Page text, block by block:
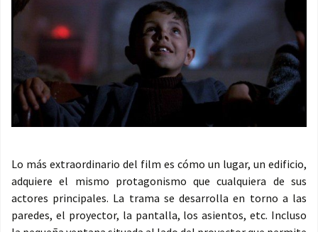
Lo más extraordinario del film es cómo un lugar, un edificio,
adquiere el mismo protagonismo que cualquiera de sus
actores principales. La trama se desarrolla en torno a las
paredes, el proyector, la pantalla, los asientos, etc. Incluso